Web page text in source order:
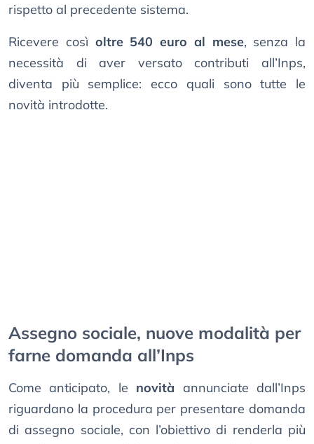
rispetto al precedente sistema.
Ricevere così oltre 540 euro al mese, senza la
necessità di aver versato contributi all’Inps,
diventa più semplice: ecco quali sono tutte le
novità introdotte.
Assegno sociale, nuove modalità per
farne domanda all’Inps
Come anticipato, le novità annunciate dall’Inps
riguardano la procedura per presentare domanda
di assegno sociale, con l’obiettivo di renderla più